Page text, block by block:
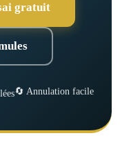
gratuit
🔄 Annulation facile